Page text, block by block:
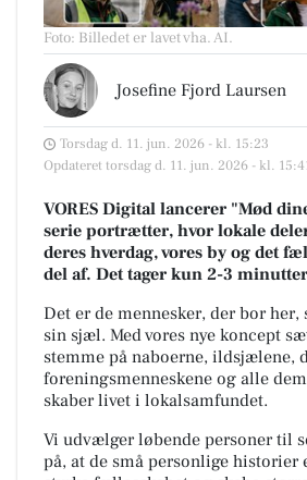
Foto: Billedet er lavet vha. AI.
Josefine Fjord Laursen
Torsdag d. 11. jun. 2026 - kl. 15:23
Opdateret torsdag d. 11. jun. 2026 - kl.
VORES Digital lancerer "Mød
serie portrætter, hvor lokale
deres hverdag, vores by og det
del af. Det tager kun 2-3
Det er de mennesker, der bor her,
sin sjæl. Med vores nye koncept
stemme på naboerne, ildsjælene,
foreningsmenneskene og alle
skaber livet i lokalsamfundet.
Vi udvælger løbende personer til
på, at de små personlige historier